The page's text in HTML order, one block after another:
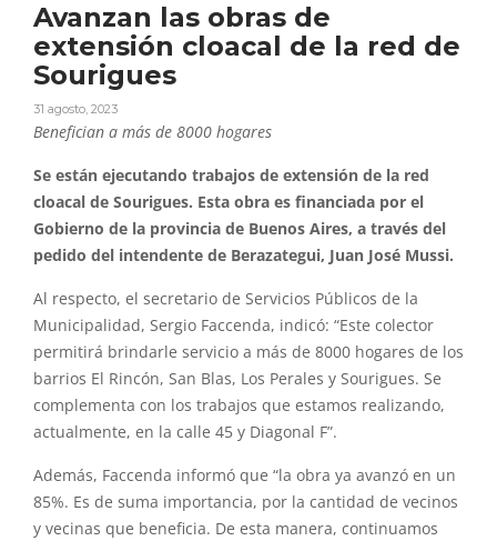
Avanzan las obras de
extensión cloacal de la red de
Sourigues
31 agosto, 2023
Benefician a más de 8000 hogares
Se están ejecutando trabajos de extensión de la red
cloacal de Sourigues. Esta obra es financiada por el
Gobierno de la provincia de Buenos Aires, a través del
pedido del intendente de Berazategui, Juan José Mussi.
Al respecto, el secretario de Servicios Públicos de la
Municipalidad, Sergio Faccenda, indicó: “Este colector
permitirá brindarle servicio a más de 8000 hogares de los
barrios El Rincón, San Blas, Los Perales y Sourigues. Se
complementa con los trabajos que estamos realizando,
actualmente, en la calle 45 y Diagonal F”.
Además, Faccenda informó que “la obra ya avanzó en un
85%. Es de suma importancia, por la cantidad de vecinos
y vecinas que beneficia. De esta manera, continuamos